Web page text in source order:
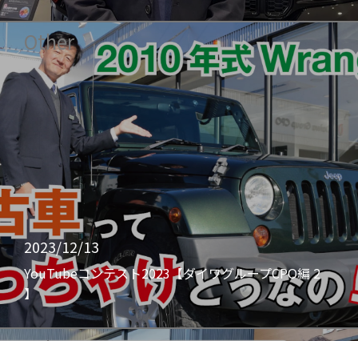
Other
2023/12/13
YouTubeコンテスト2023【ダイワグループCPO編 2
】